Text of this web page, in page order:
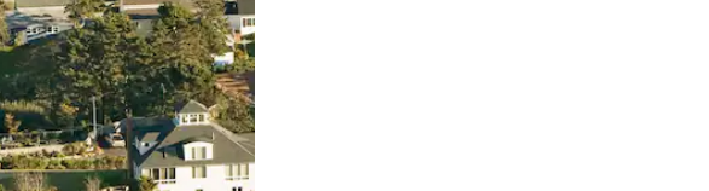
explora con el tacto o desliza el dedo.